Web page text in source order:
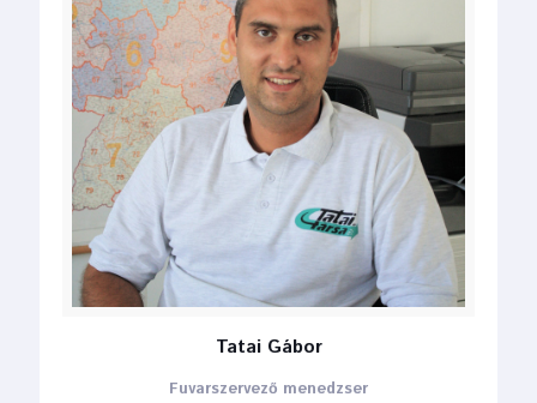
Tatai Gábor
Fuvarszervező menedzser